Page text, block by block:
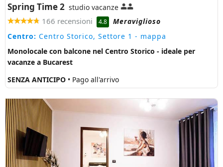
Spring Time 2 studio vacanze
166 recensioni 4.8
Meraviglioso
Centro: Centro Storico, Settore 1 - mappa
Monolocale con balcone nel Centro Storico - ideale per
vacanze a Bucarest
SENZA ANTICIPO • Pago all'arrivo